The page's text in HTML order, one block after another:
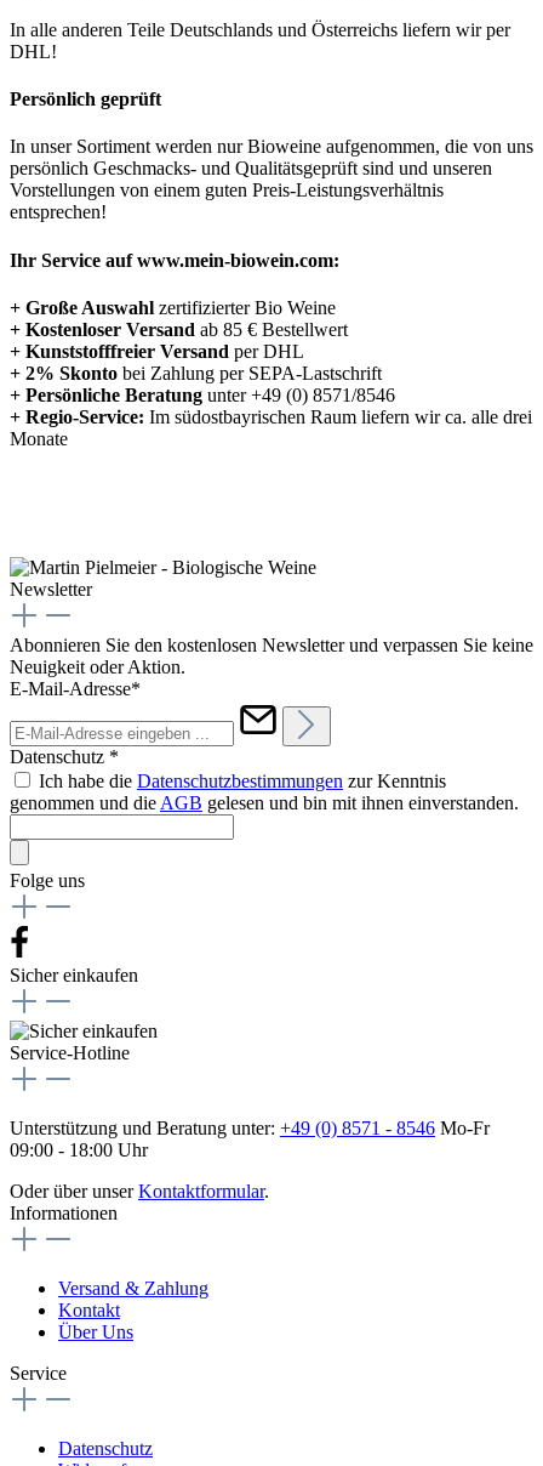
In alle anderen Teile Deutschlands und Österreichs liefern wir per
DHL!
Persönlich geprüft
In unser Sortiment werden nur Bioweine aufgenommen, die von uns
persönlich Geschmacks- und Qualitätsgeprüft sind und unseren
Vorstellungen von einem guten Preis-Leistungsverhältnis
entsprechen!
Ihr Service auf www.mein-biowein.com:
+ Große Auswahl zertifizierter Bio Weine
+ Kostenloser Versand ab 85 € Bestellwert
+ Kunststofffreier Versand per DHL
+ 2% Skonto bei Zahlung per SEPA-Lastschrift
+ Persönliche Beratung unter +49 (0) 8571/8546
+ Regio-Service: Im südostbayrischen Raum liefern wir ca. alle drei
Monate
Newsletter
Abonnieren Sie den kostenlosen Newsletter und verpassen Sie keine
Neuigkeit oder Aktion.
E-Mail-Adresse*
Datenschutz *
Ich habe die Datenschutzbestimmungen zur Kenntnis
genommen und die AGB gelesen und bin mit ihnen einverstanden.
Folge uns
Sicher einkaufen
Service-Hotline
Unterstützung und Beratung unter: +49 (0) 8571 - 8546 Mo-Fr
09:00 - 18:00 Uhr
Oder über unserKontaktformular.
Informationen
Versand & Zahlung
Kontakt
Über Uns
Service
Datenschutz